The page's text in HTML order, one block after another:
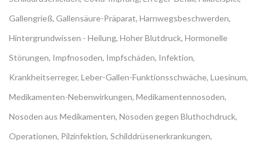
Gallengrieß, Gallensäure-Präparat, Harnwegsbeschwerden,
Hintergrundwissen - Heilung, Hoher Blutdruck, Hormonelle
Störungen, Impfnosoden, Impfschäden, Infektion,
Krankheitserreger, Leber-Gallen-Funktionsschwäche, Luesinum,
Medikamenten-Nebenwirkungen, Medikamentennosoden,
Nosoden aus Medikamenten, Nosoden gegen Bluthochdruck,
Operationen, Pilzinfektion, Schilddrüsenerkrankungen,